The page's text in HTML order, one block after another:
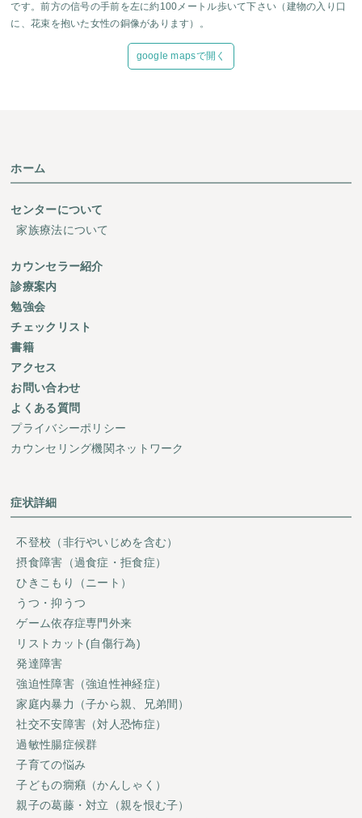
です。前方の信号の手前を左に約100メートル歩いて下さい（建物の入り口
に、花束を抱いた女性の銅像があります）。
google mapsで開く
ホーム
センターについて
家族療法について
カウンセラー紹介
診療案内
勉強会
チェックリスト
書籍
アクセス
お問い合わせ
よくある質問
プライバシーポリシー
カウンセリング機関ネットワーク
症状詳細
不登校（非行やいじめを含む）
摂食障害（過食症・拒食症）
ひきこもり（ニート）
うつ・抑うつ
ゲーム依存症専門外来
リストカット(自傷行為)
発達障害
強迫性障害（強迫性神経症）
家庭内暴力（子から親、兄弟間）
社交不安障害（対人恐怖症）
過敏性腸症候群
子育ての悩み
子どもの癇癪（かんしゃく）
親子の葛藤・対立（親を恨む子）